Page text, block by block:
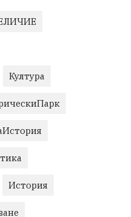
Култура
История